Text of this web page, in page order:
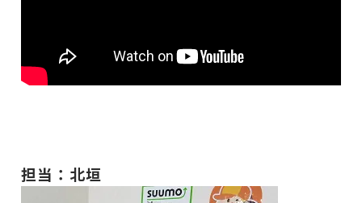
担当：北垣